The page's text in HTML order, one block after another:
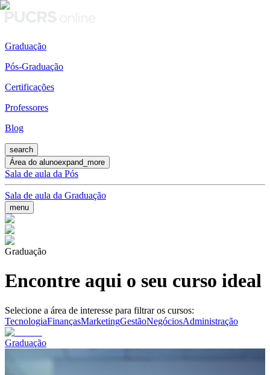
Graduação
Pós-Graduação
Certificações
Professores
Blog
search
Área do alunoexpand_more
Sala de aula da Pós
Sala de aula da Graduação
menu
Graduação
Encontre aqui o seu curso ideal
Selecione a área de interesse para filtrar os cursos:
TecnologiaFinançasMarketingGestãoNegóciosAdministração
Graduação